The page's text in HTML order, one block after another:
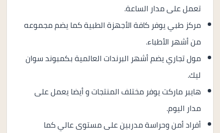
تعمل على مدار الساعة.
مركز طبي يوفر كافة الأجهزة الطبية كما يضم مجموعه
من أشهر الأطباء.
مول تجاري يضم أشهر البرندات العالمية بكمبوند سوان
ليك.
هايبر ماركت يوفر مختلف المنتجات و أيضا يعمل على
مدار اليوم.
أفراد أمن وحراسة مدربين على مستوى عالي كما